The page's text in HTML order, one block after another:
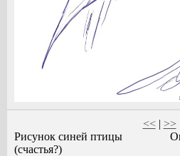
<<| >>
Рисунок синей птицы
(счастья?)